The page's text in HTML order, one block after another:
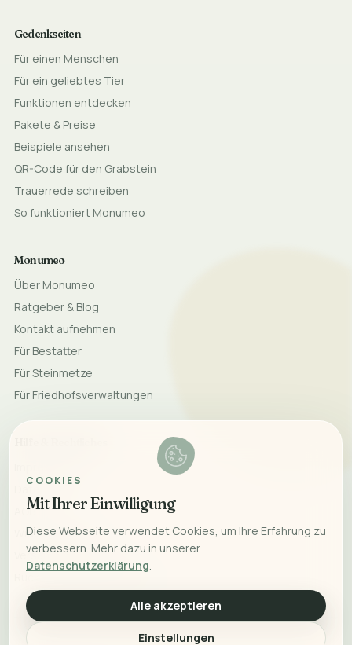
COOKIES
Mit Ihrer Einwilligung
Diese Webseite verwendet Cookies, um Ihre Erfahrung zu
verbessern. Mehr dazu in unserer
Datenschutzerklärung.
Alle akzeptieren
Einstellungen
Gedenkseiten
Für einen Menschen
Für ein geliebtes Tier
Funktionen entdecken
Pakete & Preise
Beispiele ansehen
QR-Code für den Grabstein
Trauerrede schreiben
So funktioniert Monumeo
Monumeo
Über Monumeo
Ratgeber & Blog
Kontakt aufnehmen
Für Bestatter
Für Steinmetze
Für Friedhofsverwaltungen
Datenschutz
AGB
Widerrufsrecht
Versand & Lieferung
Rücksendung & Erstattung